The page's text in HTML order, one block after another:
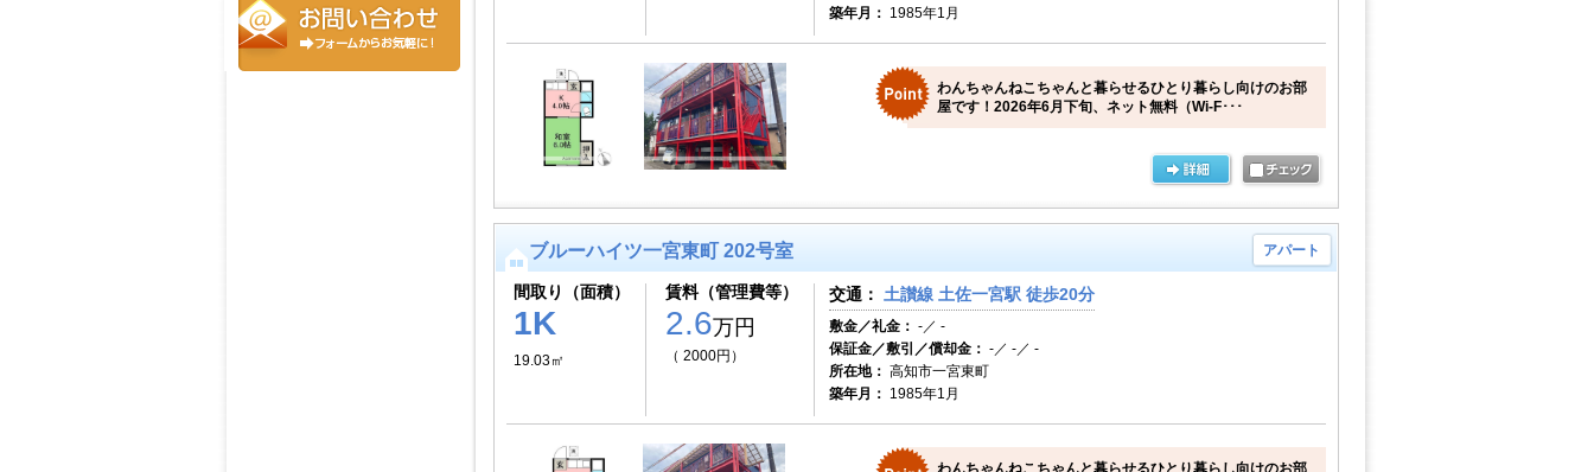
築年月： 1985年1月
わんちゃんねこちゃんと暮らせるひとり暮らし向けのお部
屋です！2026年6月下旬、ネット無料（Wi-F･･･
ブルーハイツ一宮東町 202号室 アパート
間取り（面積）
1K
19.03㎡
賃料（管理費等）
2.6万円
（ 2000円）
交通： 土讃線 土佐一宮駅 徒歩20分
敷金／礼金： -／ -
保証金／敷引／償却金： -／ -／ -
所在地： 高知市一宮東町
築年月： 1985年1月
わんちゃんねこちゃんと暮らせるひとり暮らし向けのお部